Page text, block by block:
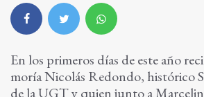
En los primeros días de este año
moría Nicolás Redondo, histórico
de la UGT y quien junto a